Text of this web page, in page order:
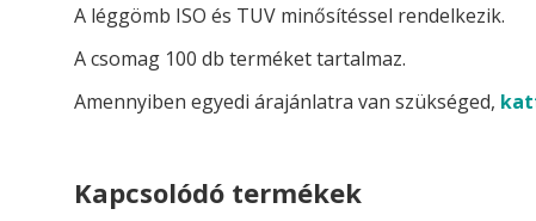
A léggömb ISO és TUV minősítéssel rendelkezik.
A csomag 100 db terméket tartalmaz.
Amennyiben egyedi árajánlatra van szükséged,
Kapcsolódó termékek